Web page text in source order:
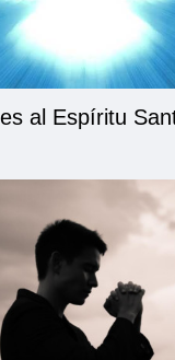
al Espíritu